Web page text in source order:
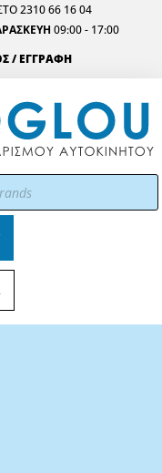
2310 66 16 04
09:00 - 17:00
/ ΕΓΓΡΑΦΗ